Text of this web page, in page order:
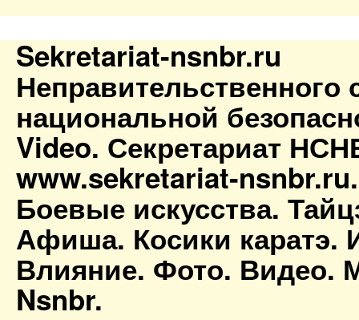
Sekretariat-nsnbr.ru
Неправительственного
национальной
Video. Секретариат
www.sekretariat-
Боевые искусства.
Афиша. Косики каратэ.
Влияние. Фото. Видео.
Nsnbr.